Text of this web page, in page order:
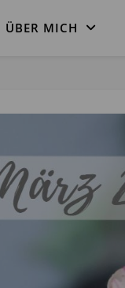
ÜBER MICH